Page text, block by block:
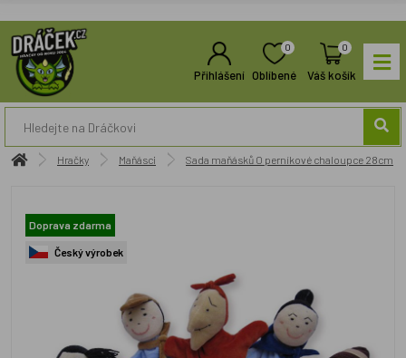
Přihlášení
0
Oblíbené
0
Váš košík
Hračky Maňásci Sada maňásků O perníkové chaloupce 28cm
Doprava zdarma
Český výrobek